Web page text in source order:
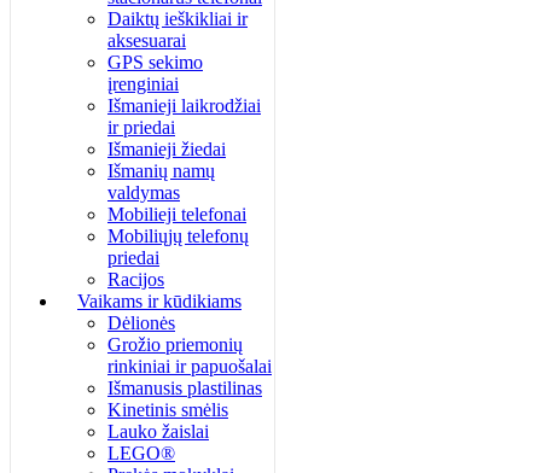
Daiktų ieškikliai ir
aksesuarai
GPS sekimo
įrenginiai
Išmanieji laikrodžiai
ir priedai
Išmanieji žiedai
Išmanių namų
valdymas
Mobilieji telefonai
Mobiliųjų telefonų
priedai
Racijos
Vaikams ir kūdikiams
Dėlionės
Grožio priemonių
rinkiniai ir papuošalai
Išmanusis plastilinas
Kinetinis smėlis
Lauko žaislai
LEGO®